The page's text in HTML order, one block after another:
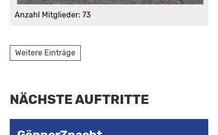
Anzahl Mitglieder: 73
Weitere Einträge
NÄCHSTE AUFTRITTE